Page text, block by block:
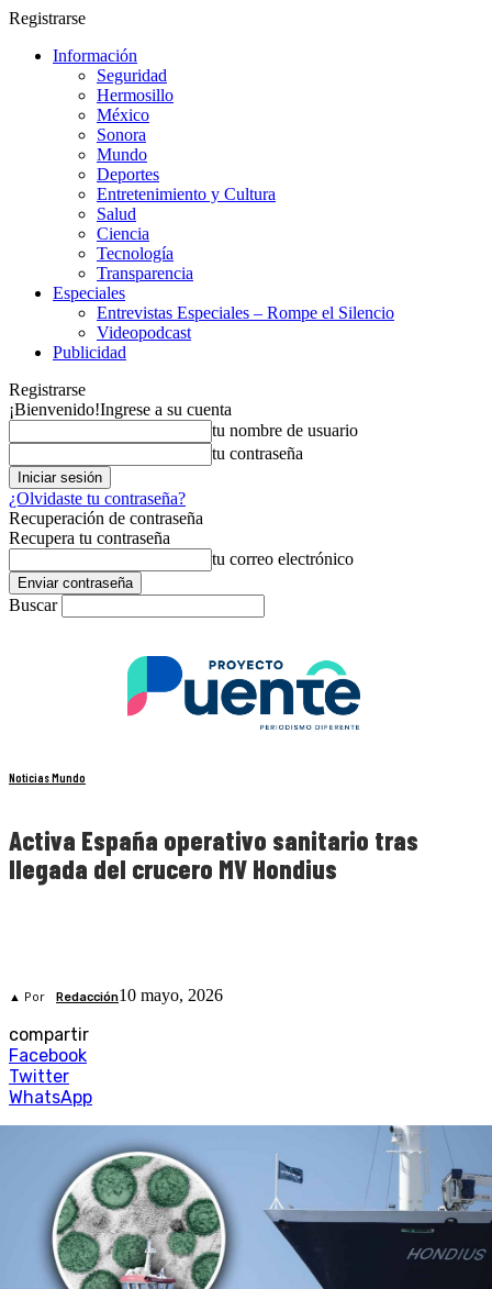
Registrarse
Información
Seguridad
Hermosillo
México
Sonora
Mundo
Deportes
Entretenimiento y Cultura
Salud
Ciencia
Tecnología
Transparencia
Especiales
Entrevistas Especiales – Rompe el Silencio
Videopodcast
Publicidad
Registrarse
¡Bienvenido!Ingrese a su cuenta
tu nombre de usuario
tu contraseña
¿Olvidaste tu contraseña?
Recuperación de contraseña
Recupera tu contraseña
tu correo electrónico
Buscar
Noticias Mundo
Activa España operativo sanitario tras
llegada del crucero MV Hondius
▲ Por Redacción10 mayo, 2026
compartir
Facebook
Twitter
WhatsApp